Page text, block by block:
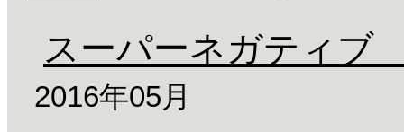
スーパーネガティ
2016年05月